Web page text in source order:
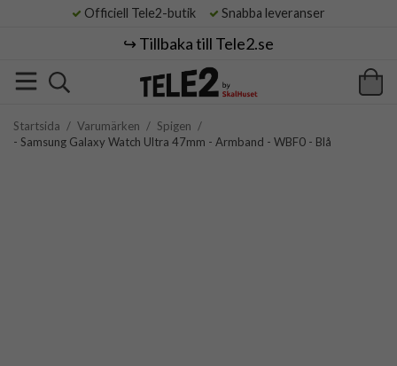
Officiell Tele2-butik Snabba leveranser
↪️ Tillbaka till Tele2.se
Startsida / Varumärken / Spigen /
- Samsung Galaxy Watch Ultra 47mm - Armband - WBF0 - Blå